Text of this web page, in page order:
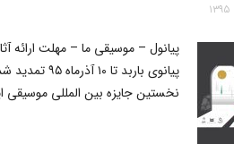
پیانول – موسیقی ما – مهلت ارائه
پیانوی باربد
نخستین جایزه بین المللی موسیقی